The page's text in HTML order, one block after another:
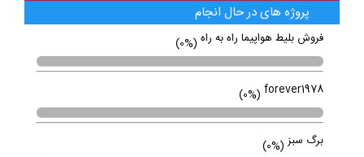
پروژه های در حال انجام
فروش بلیط هواپیما راه به راه (0%)
forever1978
(0%)
برگ سبز (0%)